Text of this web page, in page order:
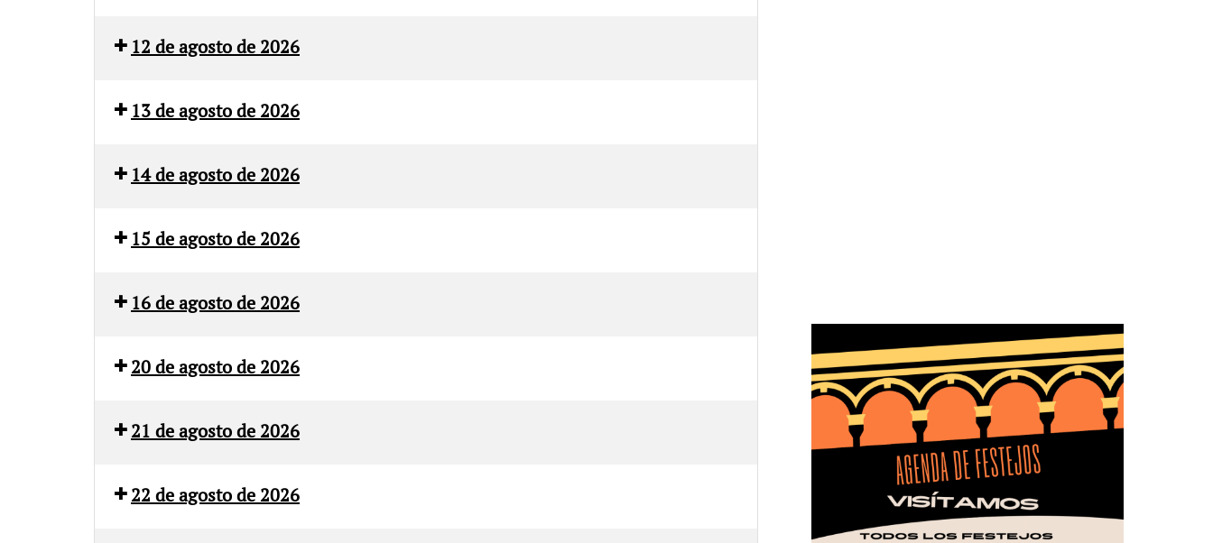
Televisión
12 de agosto de 2026
Televisión
13 de agosto de 2026
Televisión
Extremadura
14 de agosto de 2026
15 de agosto de 2026
Sur 16 de agosto de 2026
Sur
La
20 de agosto de 2026
Sur
La
21 de agosto de 2026
Sur 22 de agosto de 2026